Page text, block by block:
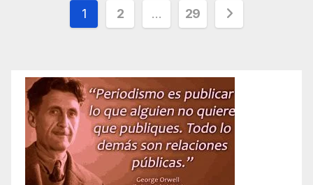
Paginación
entradas
1 2 … 29